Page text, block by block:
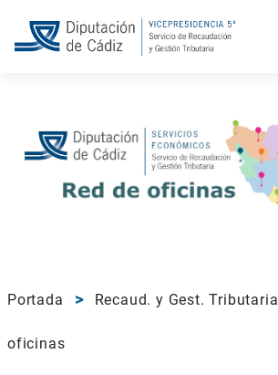
Portada Recaud. y Gest. Tributaria
oficinas